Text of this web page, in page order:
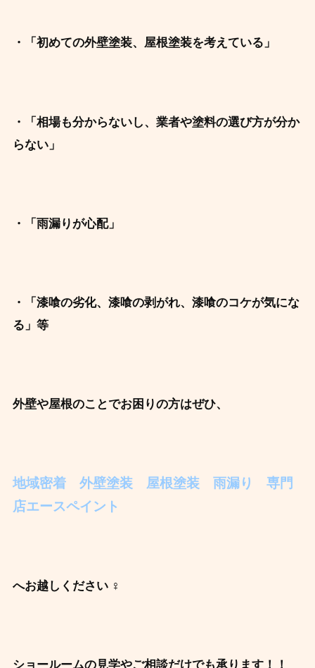
・「初めての外壁塗装、屋根塗装を考えている」
・「相場も分からないし、業者や塗料の選び方が分か
らない」
・ 「雨漏りが心配」
・「漆喰の劣化、漆喰の剥がれ、漆喰のコケが気にな
る」等
外壁や屋根のことでお困りの方はぜひ、
地域密着 外壁塗装 屋根塗装 雨漏り 専門
店エースペイント
へお越しください ‍♀️
ショールームの見学やご相談だけでも承ります！！